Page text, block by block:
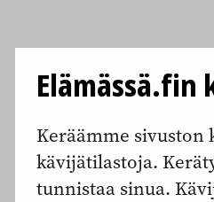
Keräämme sivuston
kävijätilastoja.
tunnistaa sinua.